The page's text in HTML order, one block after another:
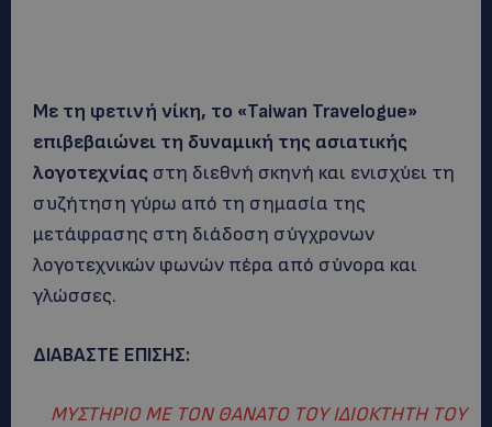
Με τη φετινή νίκη, το «Taiwan Travelogue»
επιβεβαιώνει τη δυναμική της ασιατικής
λογοτεχνίας στη διεθνή σκηνή και ενισχύει τη
συζήτηση γύρω από τη σημασία της
μετάφρασης στη διάδοση σύγχρονων
λογοτεχνικών φωνών πέρα από σύνορα και
γλώσσες.
ΔΙΑΒΑΣΤΕ ΕΠΙΣΗΣ:
ΜΥΣΤΗΡΙΟ ΜΕ ΤΟΝ ΘΑΝΑΤΟ ΤΟΥ ΙΔΙΟΚΤΗΤΗ ΤΟΥ